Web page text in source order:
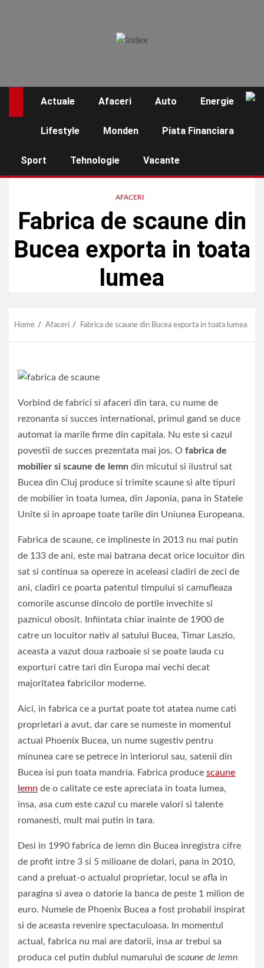
Actuale Afaceri Auto Energie
Lifestyle Monden Piata Financiara
Sport Tehnologie Vacante
AFACERI
Fabrica de scaune din
Bucea exporta in toata
lumea
Home Afaceri Fabrica de scaune din Bucea exporta in toata lumea
Vorbind de fabrici si afaceri din tara, cu nume de
rezonanta si succes international, primul gand se duce
automat la marile firme din capitala. Nu este si cazul
povestii de succes prezentata mai jos. O fabrica de
mobilier si scaune de lemn din micutul si ilustrul sat
Bucea din Cluj produce si trimite scaune si alte tipuri
de mobilier in toata lumea, din Japonia, pana in Statele
Unite si in aproape toate tarile din Uniunea Europeana.
Fabrica de scaune, ce implineste in 2013 nu mai putin
de 133 de ani, este mai batrana decat orice locuitor din
sat si continua sa opereze in aceleasi cladiri de zeci de
ani, cladiri ce poarta patentul timpului si camufleaza
comorile ascunse dincolo de portile invechite si
paznicul obosit. Infiintata chiar inainte de 1900 de
catre un locuitor nativ al satului Bucea, Timar Laszlo,
aceasta a vazut doua razboaie si se poate lauda cu
exporturi catre tari din Europa mai vechi decat
majoritatea fabricilor moderne.
Aici, in fabrica ce a purtat poate tot atatea nume cati
proprietari a avut, dar care se numeste in momentul
actual Phoenix Bucea, un nume sugestiv pentru
minunea care se petrece in interiorul sau, satenii din
Bucea isi pun toata mandria. Fabrica produce scaune
lemn de o calitate ce este apreciata in toata lumea,
insa, asa cum este cazul cu marele valori si talente
romanesti, mult mai putin in tara.
Desi in 1990 fabrica de lemn din Bucea inregistra cifre
de profit intre 3 si 5 milioane de dolari, pana in 2010,
cand a preluat-o actualul proprietar, locul se afla in
paragina si avea o datorie la banca de peste 1 milion de
euro. Numele de Phoenix Bucea a fost probabil inspirat
si de aceasta revenire spectaculoasa. In momentul
actual, fabrica nu mai are datorii, insa ar trebui sa
produca cel putin dublul numarului de scaune de lemn